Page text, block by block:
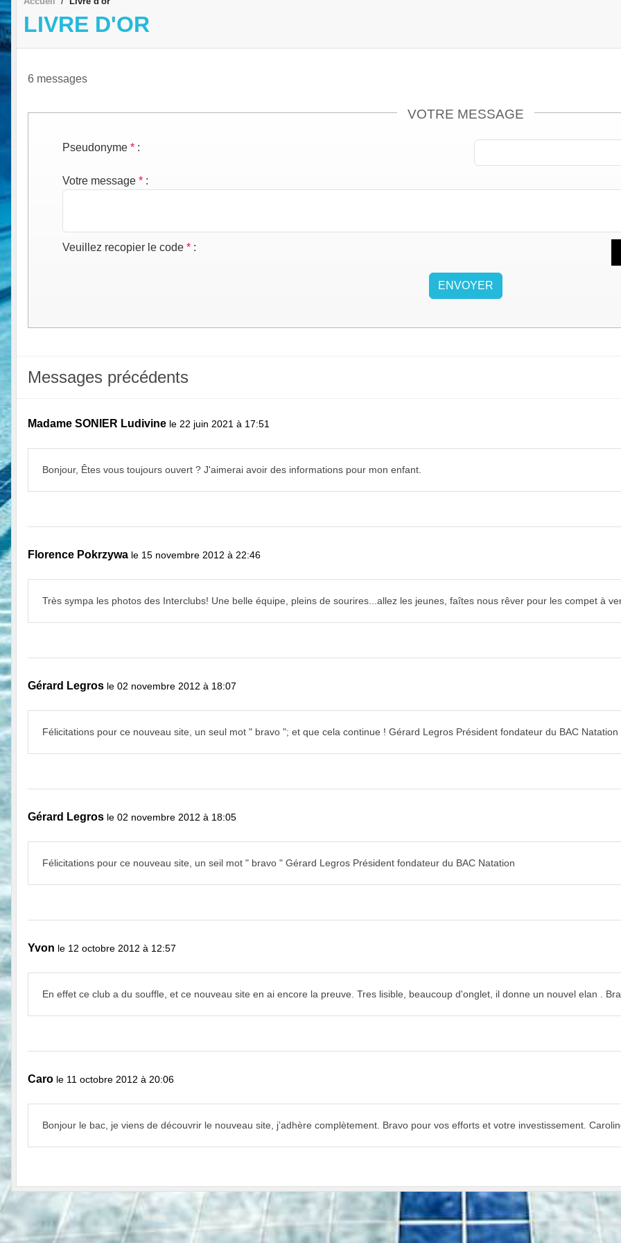
LIVRE D'OR
6 messages
VOTRE MESSAGE
Pseudonyme * :
Votre message * :
Veuillez recopier le code * :
ENVOYER
Messages précédents
Madame SONIER Ludivine le 22 juin 2021 à 17:51
Bonjour, Êtes vous toujours ouvert ? J'aimerai avoir des informations pour mon enfant.
Florence Pokrzywa le 15 novembre 2012 à 22:46
Très sympa les photos des Interclubs! Une belle équipe, pleins de sourires...allez les jeunes, faîtes nous rêver pour les compet à
Gérard Legros le 02 novembre 2012 à 18:07
Félicitations pour ce nouveau site, un seul mot " bravo "; et que cela continue ! Gérard Legros Président fondateur du BAC Natation
Gérard Legros le 02 novembre 2012 à 18:05
Félicitations pour ce nouveau site, un seil mot " bravo " Gérard Legros Président fondateur du BAC Natation
Yvon le 12 octobre 2012 à 12:57
En effet ce club a du souffle, et ce nouveau site en ai encore la preuve. Tres lisible, beaucoup d'onglet, il donne un nouvel elan .
Caro le 11 octobre 2012 à 20:06
Bonjour le bac, je viens de découvrir le nouveau site, j’adhère complètement. Bravo pour vos efforts et votre investissement.